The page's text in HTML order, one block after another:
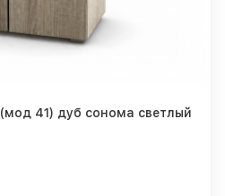
41) дуб сонома светлый